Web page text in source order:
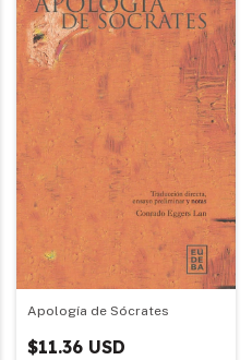
Apología de Sócrates
$11.36 USD